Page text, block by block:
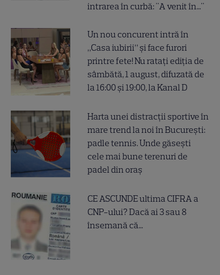
intrarea în curbă: "A venit în..."
Un nou concurent intră în
„Casa iubirii” și face furori
printre fete! Nu ratați ediția de
sâmbătă, 1 august, difuzată de
la 16:00 și 19:00, la Kanal D
Harta unei distracții sportive în
mare trend la noi în București:
padle tennis. Unde găsești
cele mai bune terenuri de
padel din oraș
CE ASCUNDE ultima CIFRA a
CNP-ului? Dacă ai 3 sau 8
însemană că...